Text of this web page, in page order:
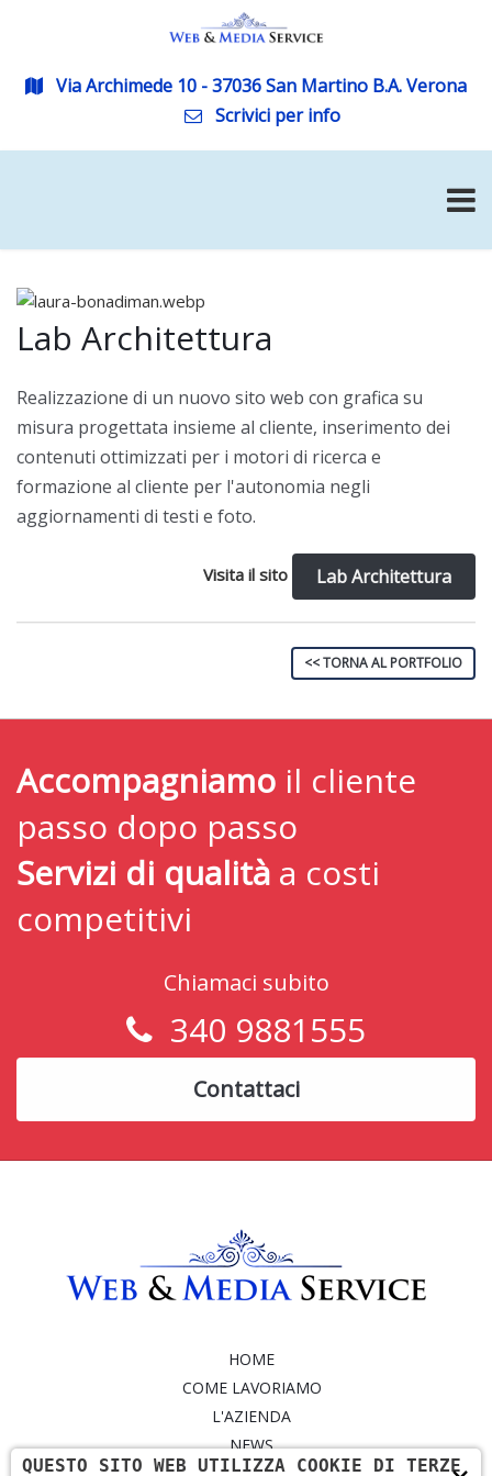
Via Archimede 10 - 37036 San Martino B.A. Verona
Scrivici per info
Lab Architettura
Realizzazione di un nuovo sito web con grafica su
misura progettata insieme al cliente, inserimento dei
contenuti ottimizzati per i motori di ricerca e
formazione al cliente per l'autonomia negli
aggiornamenti di testi e foto.
Visita il sito Lab Architettura
<< TORNA AL PORTFOLIO
Accompagniamo il cliente
passo dopo passo
Servizi di qualità a costi
competitivi
Chiamaci subito
340 9881555
Contattaci
HOME
COME LAVORIAMO
L'AZIENDA
NEWS
QUESTO SITO WEB UTILIZZA COOKIE DI TERZE